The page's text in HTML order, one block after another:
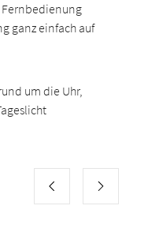
Fernbedienung
ganz einfach auf
um die Uhr,